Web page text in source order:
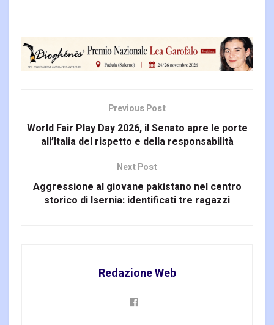
Previous Post
World Fair Play Day 2026, il Senato apre le porte
all’Italia del rispetto e della responsabilità
Next Post
Aggressione al giovane pakistano nel centro
storico di Isernia: identificati tre ragazzi
Redazione Web